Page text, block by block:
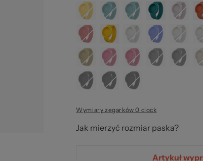
Wymiary zegarków 0 clock
Jak mierzyć rozmiar paska?
Artykuł